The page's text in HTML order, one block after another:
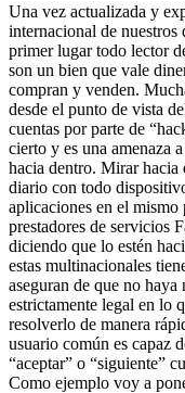
Una vez actualizada y
internacional de
primer lugar todo lector
son un bien que vale
compran y venden.
desde el punto de vista
cuentas por parte de
cierto y es una amenaza
hacia dentro. Mirar hacia
diario con todo
aplicaciones en el mismo
prestadores de servicios
diciendo que lo estén
estas multinacionales
aseguran de que no
estrictamente legal en lo
resolverlo de manera
usuario común es capaz
“aceptar” o “siguiente”
Como ejemplo voy a